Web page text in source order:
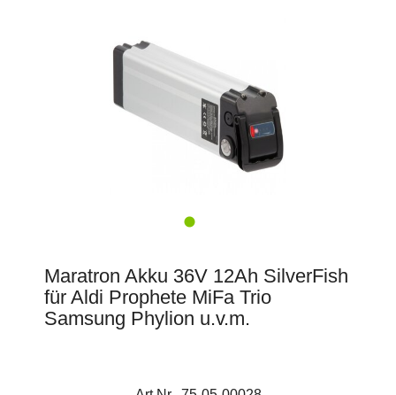
Maratron Akku 36V 12Ah SilverFish
für Aldi Prophete MiFa Trio
Samsung Phylion u.v.m.